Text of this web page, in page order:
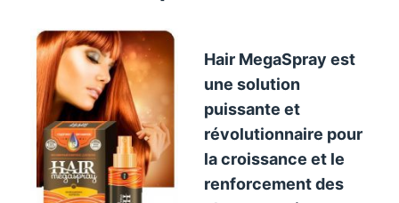
Hair MegaSpray est
une solution
puissante et
révolutionnaire pour
la croissance et le
renforcement des